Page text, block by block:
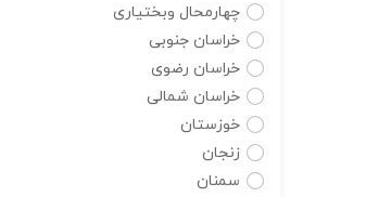
چهارمحال وبختیاری
خراسان جنوبی
خراسان رضوی
خراسان شمالی
خوزستان
زنجان
سمنان